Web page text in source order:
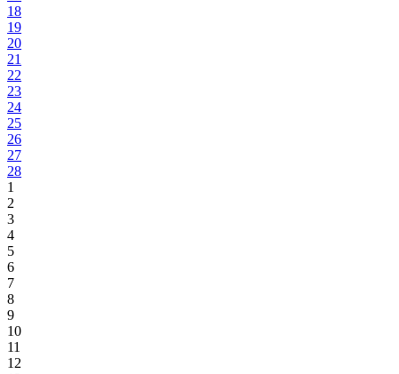
18
19
20
21
22
23
24
25
26
27
28
1
2
3
4
5
6
7
8
9
10
11
12